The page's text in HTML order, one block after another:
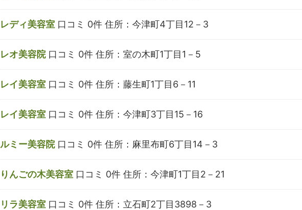
レディ美容室 口コミ 0件 住所：今津町4丁目12－3
レオ美容院 口コミ 0件 住所：室の木町1丁目1－5
レイ美容室 口コミ 0件 住所：藤生町1丁目6－11
レイ美容室 口コミ 0件 住所：今津町3丁目15－16
ルミー美容院 口コミ 0件 住所：麻里布町6丁目14－3
りんごの木美容室 口コミ 0件 住所：今津町1丁目2－21
リラ美容室 口コミ 0件 住所：立石町2丁目3898－3